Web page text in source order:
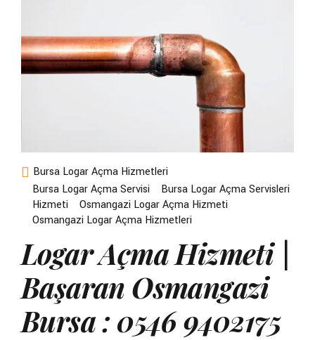
Bursa Logar Açma Hizmetleri
Bursa Logar Açma Servisi
Bursa Logar Açma Servisleri
Hizmeti
Osmangazi Logar Açma Hizmeti
Osmangazi Logar Açma Hizmetleri
Logar Açma Hizmeti |
Başaran Osmangazi
Bursa : 0546 9402175